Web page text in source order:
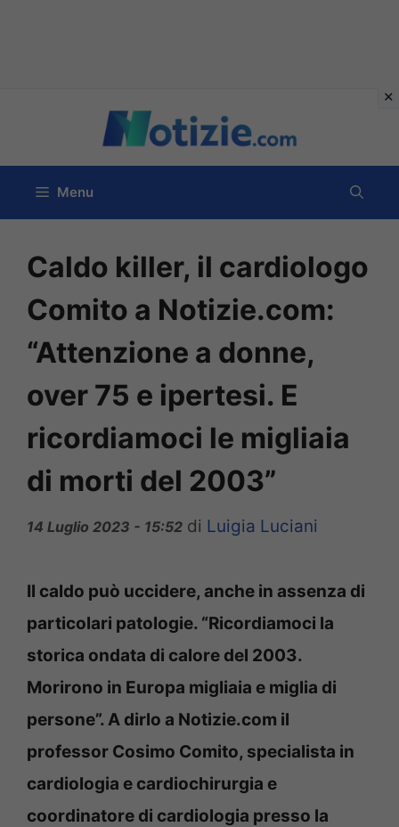
contenuto
Menu
Caldo killer, il cardiologo
Comito a Notizie.com:
“Attenzione a donne,
over 75 e ipertesi. E
ricordiamoci le migliaia
di morti del 2003”
14 Luglio 2023 - 15:52 di Luigia Luciani
Il caldo può uccidere, anche in assenza di
particolari patologie. “Ricordiamoci la
storica ondata di calore del 2003.
Morirono in Europa migliaia e miglia di
persone”. A dirlo a Notizie.com il
professor Cosimo Comito, specialista in
cardiologia e cardiochirurgia e
coordinatore di cardiologia presso la